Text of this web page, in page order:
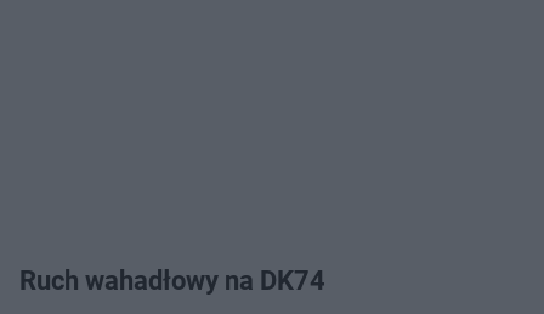
Ruch wahadłowy na DK74